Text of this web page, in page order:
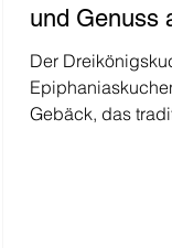
und Genuss
Der
Gebäck, das